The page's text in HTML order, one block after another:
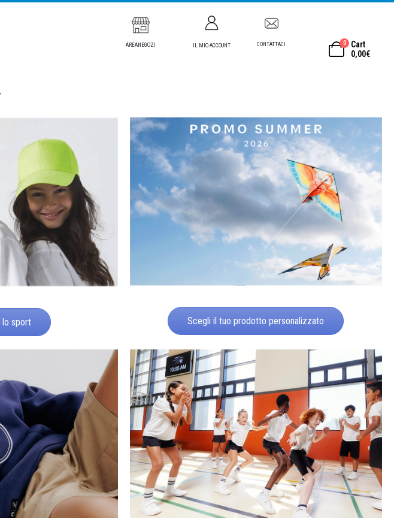
AREANEGOZI IL MIO ACCOUNT CONTATTACI 0
Cart
0,00€
lo sport Scegli il tuo prodotto personalizzato